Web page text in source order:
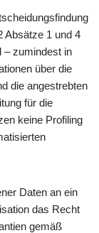
Absätze 1 und 4
– zumindest in
über die
die angestrebten
für die
keine Profiling
Daten an ein
das Recht
gemäß